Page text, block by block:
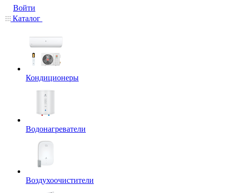
Войти
Каталог
Кондиционеры
Водонагреватели
Воздухоочистители